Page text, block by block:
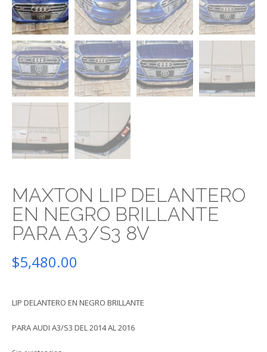
MAXTON LIP DELANTERO
EN NEGRO BRILLANTE
PARA A3/S3 8V
$5,480.00
LIP DELANTERO EN NEGRO BRILLANTE
PARA AUDI A3/S3 DEL 2014 AL 2016